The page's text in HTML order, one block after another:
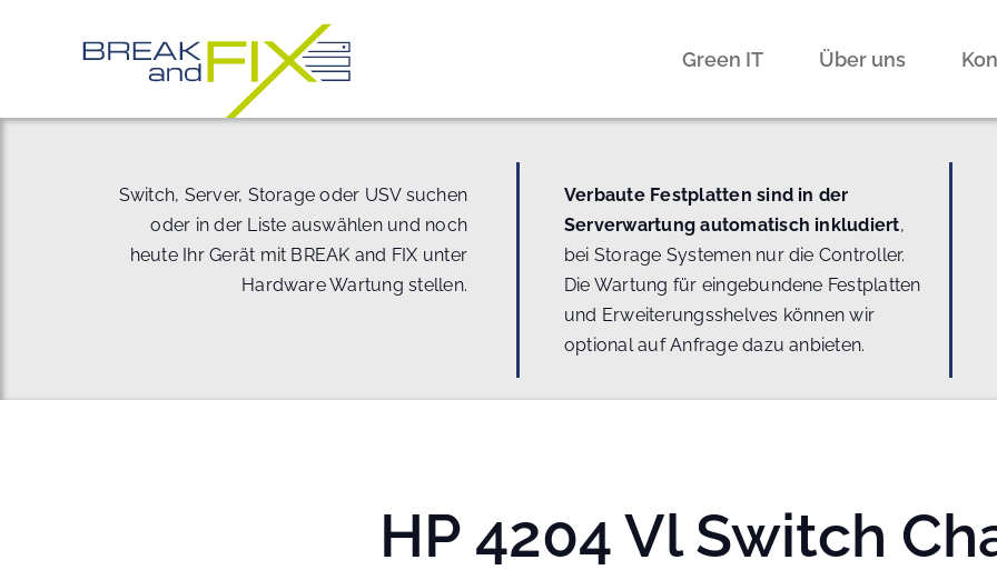
Green IT Über uns
Switch, Server, Storage oder USV suchen
oder in der Liste auswählen und noch
heute Ihr Gerät mit BREAK and FIX unter
Hardware Wartung stellen.
Verbaute Festplatten sind in der
Serverwartung automatisch inkludiert,
bei Storage Systemen nur die Controller.
Die Wartung für eingebundene Festplatten
und Erweiterungsshelves können wir
optional auf Anfrage dazu anbieten.
HP 4204 Vl Switch